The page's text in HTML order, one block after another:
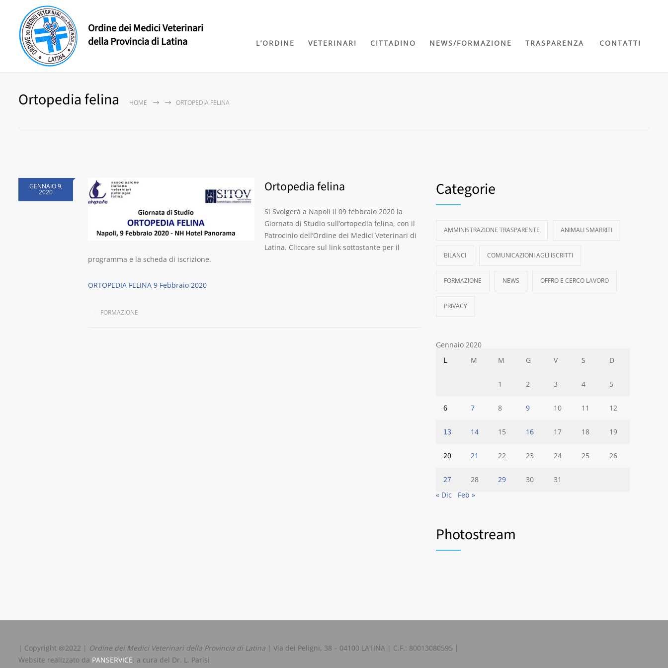
Ordine dei Medici Veterinari
della Provincia di Latina
L’ORDINE VETERINARI CITTADINO NEWS/FORMAZIONE TRASPARENZA CONTATTI
Ortopedia felina HOME ORTOPEDIA FELINA
GENNAIO 9,
2020 Ortopedia felina
Si Svolgerà a Napoli il 09 febbraio 2020 la
Giornata di Studio sull’ortopedia felina, con il
Patrocinio dell’Ordine dei Medici Veterinari di
Latina. Cliccare sul link sottostante per il
programma e la scheda di iscrizione.
ORTOPEDIA FELINA 9 Febbraio 2020
FORMAZIONE
Categorie
AMMINISTRAZIONE TRASPARENTE ANIMALI SMARRITI
BILANCI COMUNICAZIONI AGLI ISCRITTI
FORMAZIONE NEWS OFFRO E CERCO LAVORO
PRIVACY
Gennaio 2020
L M M G V S D
1 2 3 4 5
6 7 8 9 10 11 12
13 14 15 16 17 18 19
20 21 22 23 24 25 26
27 28 29 30
31
« Dic
Feb »
Photostream
| Copyright @2022 | Ordine dei Medici Veterinari della Provincia di Latina | Via dei Peligni, 38 – 04100 LATINA | C.F.: 80013080595 |
Website realizzato da PANSERVICE; a cura del Dr. L. Parisi